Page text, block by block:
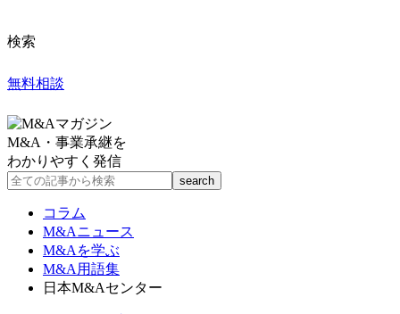
検索
無料相談
M&A・事業承継を
わかりやすく発信
コラム
M&Aニュース
M&Aを学ぶ
M&A用語集
日本M&Aセンター